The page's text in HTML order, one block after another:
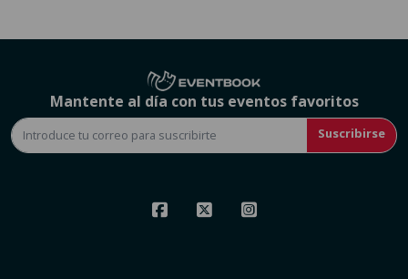
Mantente al día con tus eventos favoritos
Suscribirse